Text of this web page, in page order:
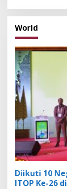
World
Diikuti 10
ITOP Ke-26